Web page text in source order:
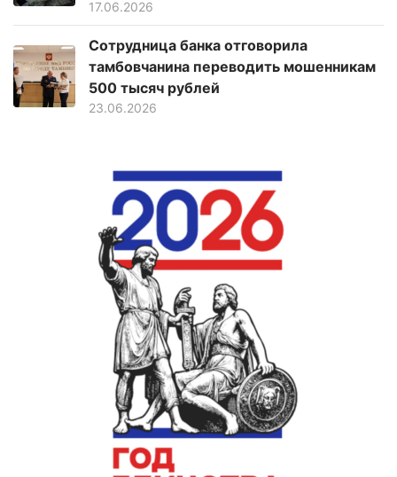
17.06.2026
Сотрудница банка отговорила
тамбовчанина переводить мошенникам
500 тысяч рублей
23.06.2026